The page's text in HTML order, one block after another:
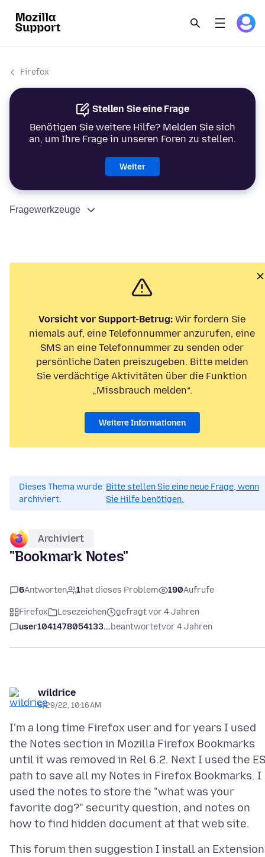
Firefox
Stellen Sie eine Frage
Benötigen Sie weitere Hilfe? Melden Sie sich
an, um Ihre Frage in unseren Foren zu stellen.
Weiter
Fragewerkzeuge
Vorsicht vor Support-Betrug: Wir fordern Sie
niemals auf, eine Telefonnummer anzurufen, eine
SMS an eine Telefonnummer zu senden oder
persönliche Daten preiszugeben. Bitte melden
Sie verdächtige Aktivitäten über die Funktion
„Missbrauch melden“.
Weitere Informationen
Dieses Thema wurde
archiviert.
Bitte stellen Sie eine neue Frage, wenn
Sie Hilfe benötigen.
Archiviert
"Bookmark Notes"
6Antworten 1hat dieses Problem 190Aufrufe
Firefox Lesezeichen
gefragt vor 4 Jahren
user1041478054133...beantwortetvor 4 Jahren
wildrice
5/29/22, 10:16 AM
I'm a long time Firefox user and for years I used
the Notes section in Mozilla Firefox Bookmarks
until it was removed in Rel 6.2. Next I used the
path to save all my Notes in Firefox Bookmarks. I
used the notes to store the "what was your
favorite dog?" security question, and notes on
This forum then suggestion I install an Extension